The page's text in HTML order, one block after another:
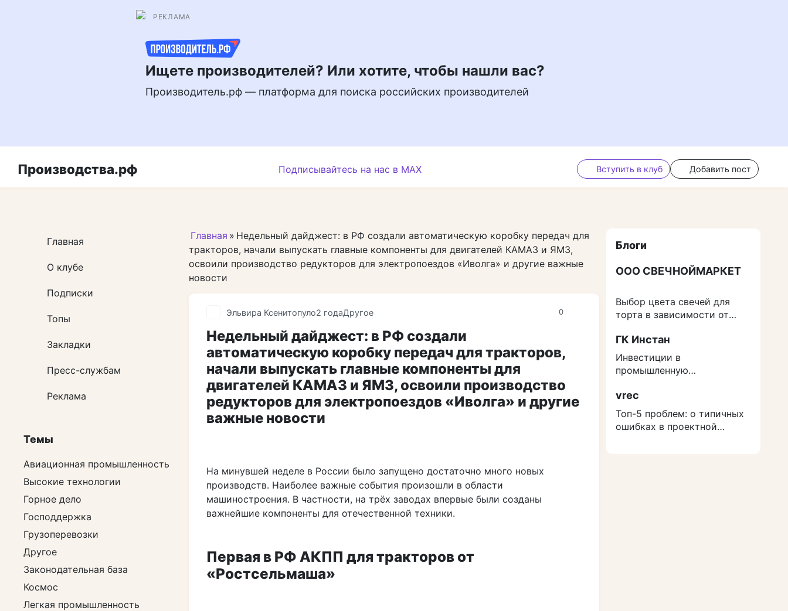
РЕКЛАМА
Ищете производителей? Или хотите, чтобы нашли вас?
Производитель.рф — платформа для поиска российских производителей
Производства.рф Подписывайтесь на нас в MAX Вступить в клуб Добавить пост
Главная » Недельный дайджест: в РФ создали автоматическую коробку передач для
тракторов, начали выпускать главные компоненты для двигателей КАМАЗ и ЯМЗ,
освоили производство редукторов для электропоездов «Иволга» и другие важные
новости
0
Эльвира Ксенитопуло2 годаДругое
Недельный дайджест: в РФ создали
автоматическую коробку передач для тракторов,
начали выпускать главные компоненты для
двигателей КАМАЗ и ЯМЗ, освоили производство
редукторов для электропоездов «Иволга» и другие
важные новости
На минувшей неделе в России было запущено достаточно много новых
производств. Наиболее важные события произошли в области
машиностроения. В частности, на трёх заводах впервые были созданы
важнейшие компоненты для отечественной техники.
Первая в РФ АКПП для тракторов от
«Ростсельмаша»
Главная
О клубе
Подписки
Топы
Закладки
Пресс-службам
Реклама
Темы
Авиационная промышленность
Высокие технологии
Горное дело
Господдержка
Грузоперевозки
Другое
Законодательная база
Космос
Легкая промышленность
Блоги
ООО СВЕЧНОЙМАРКЕТ
Выбор цвета свечей для
торта в зависимости от
ГК Инстан
Инвестиции в
промышленную
защититься от роста
расходов на строительство
vrec
Топ-5 проблем: о типичных
ошибках в проектной